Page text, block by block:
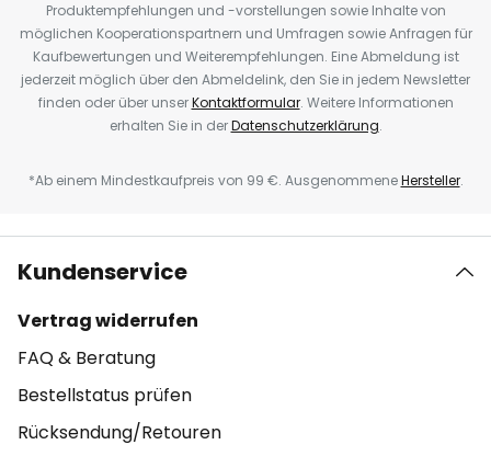
Produktempfehlungen und -vorstellungen sowie Inhalte von
möglichen Kooperationspartnern und Umfragen sowie Anfragen für
Kaufbewertungen und Weiterempfehlungen. Eine Abmeldung ist
jederzeit möglich über den Abmeldelink, den Sie in jedem Newsletter
finden oder über unserKontaktformular. Weitere Informationen
erhalten Sie in derDatenschutzerklärung.
*Ab einem Mindestkaufpreis von 99 €. AusgenommeneHersteller.
Kundenservice
Vertrag widerrufen
FAQ & Beratung
Bestellstatus prüfen
Rücksendung/Retouren